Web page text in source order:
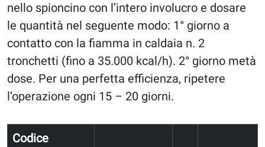
nello spioncino con l’intero involucro e dosare
le quantità nel seguente modo: 1° giorno a
contatto con la fiamma in caldaia n. 2
tronchetti (fino a 35.000 kcal/h). 2° giorno metà
dose. Per una perfetta efficienza, ripetere
l’operazione ogni 15 – 20 giorni.
Codice